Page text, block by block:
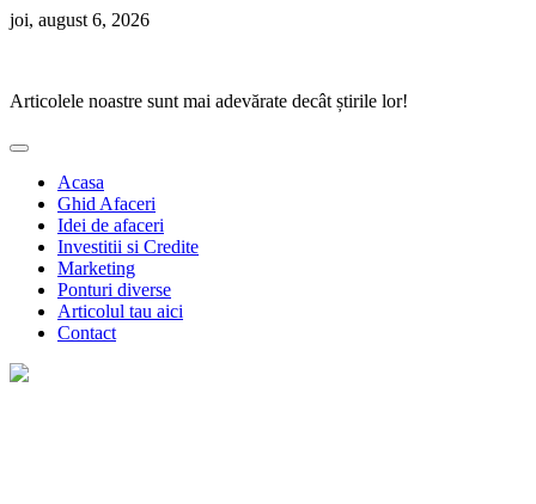
Skip
joi, august 6, 2026
Articolele noastre sunt mai adevărate decât știrile lor!
Acasa
Ghid Afaceri
Idei de afaceri
Investitii si Credite
Marketing
Ponturi diverse
Articolul tau aici
Contact